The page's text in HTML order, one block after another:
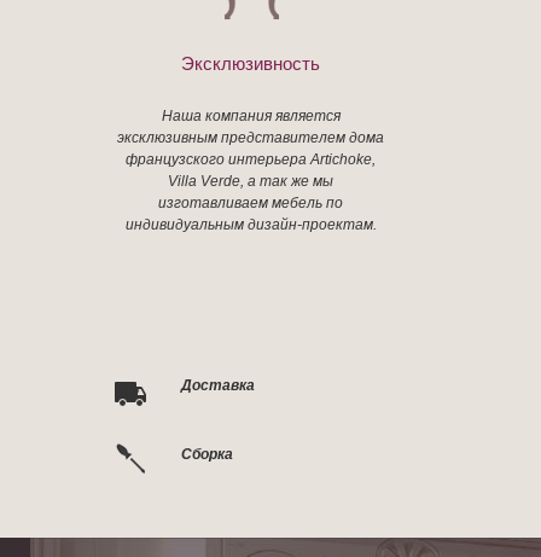
Эксклюзивность
Наша компания является
эксклюзивным представителем дома
французского интерьера Artichoke,
Villa Verde, а так же мы
изготавливаем мебель по
индивидуальным дизайн-проектам.
Доставка
Сборка